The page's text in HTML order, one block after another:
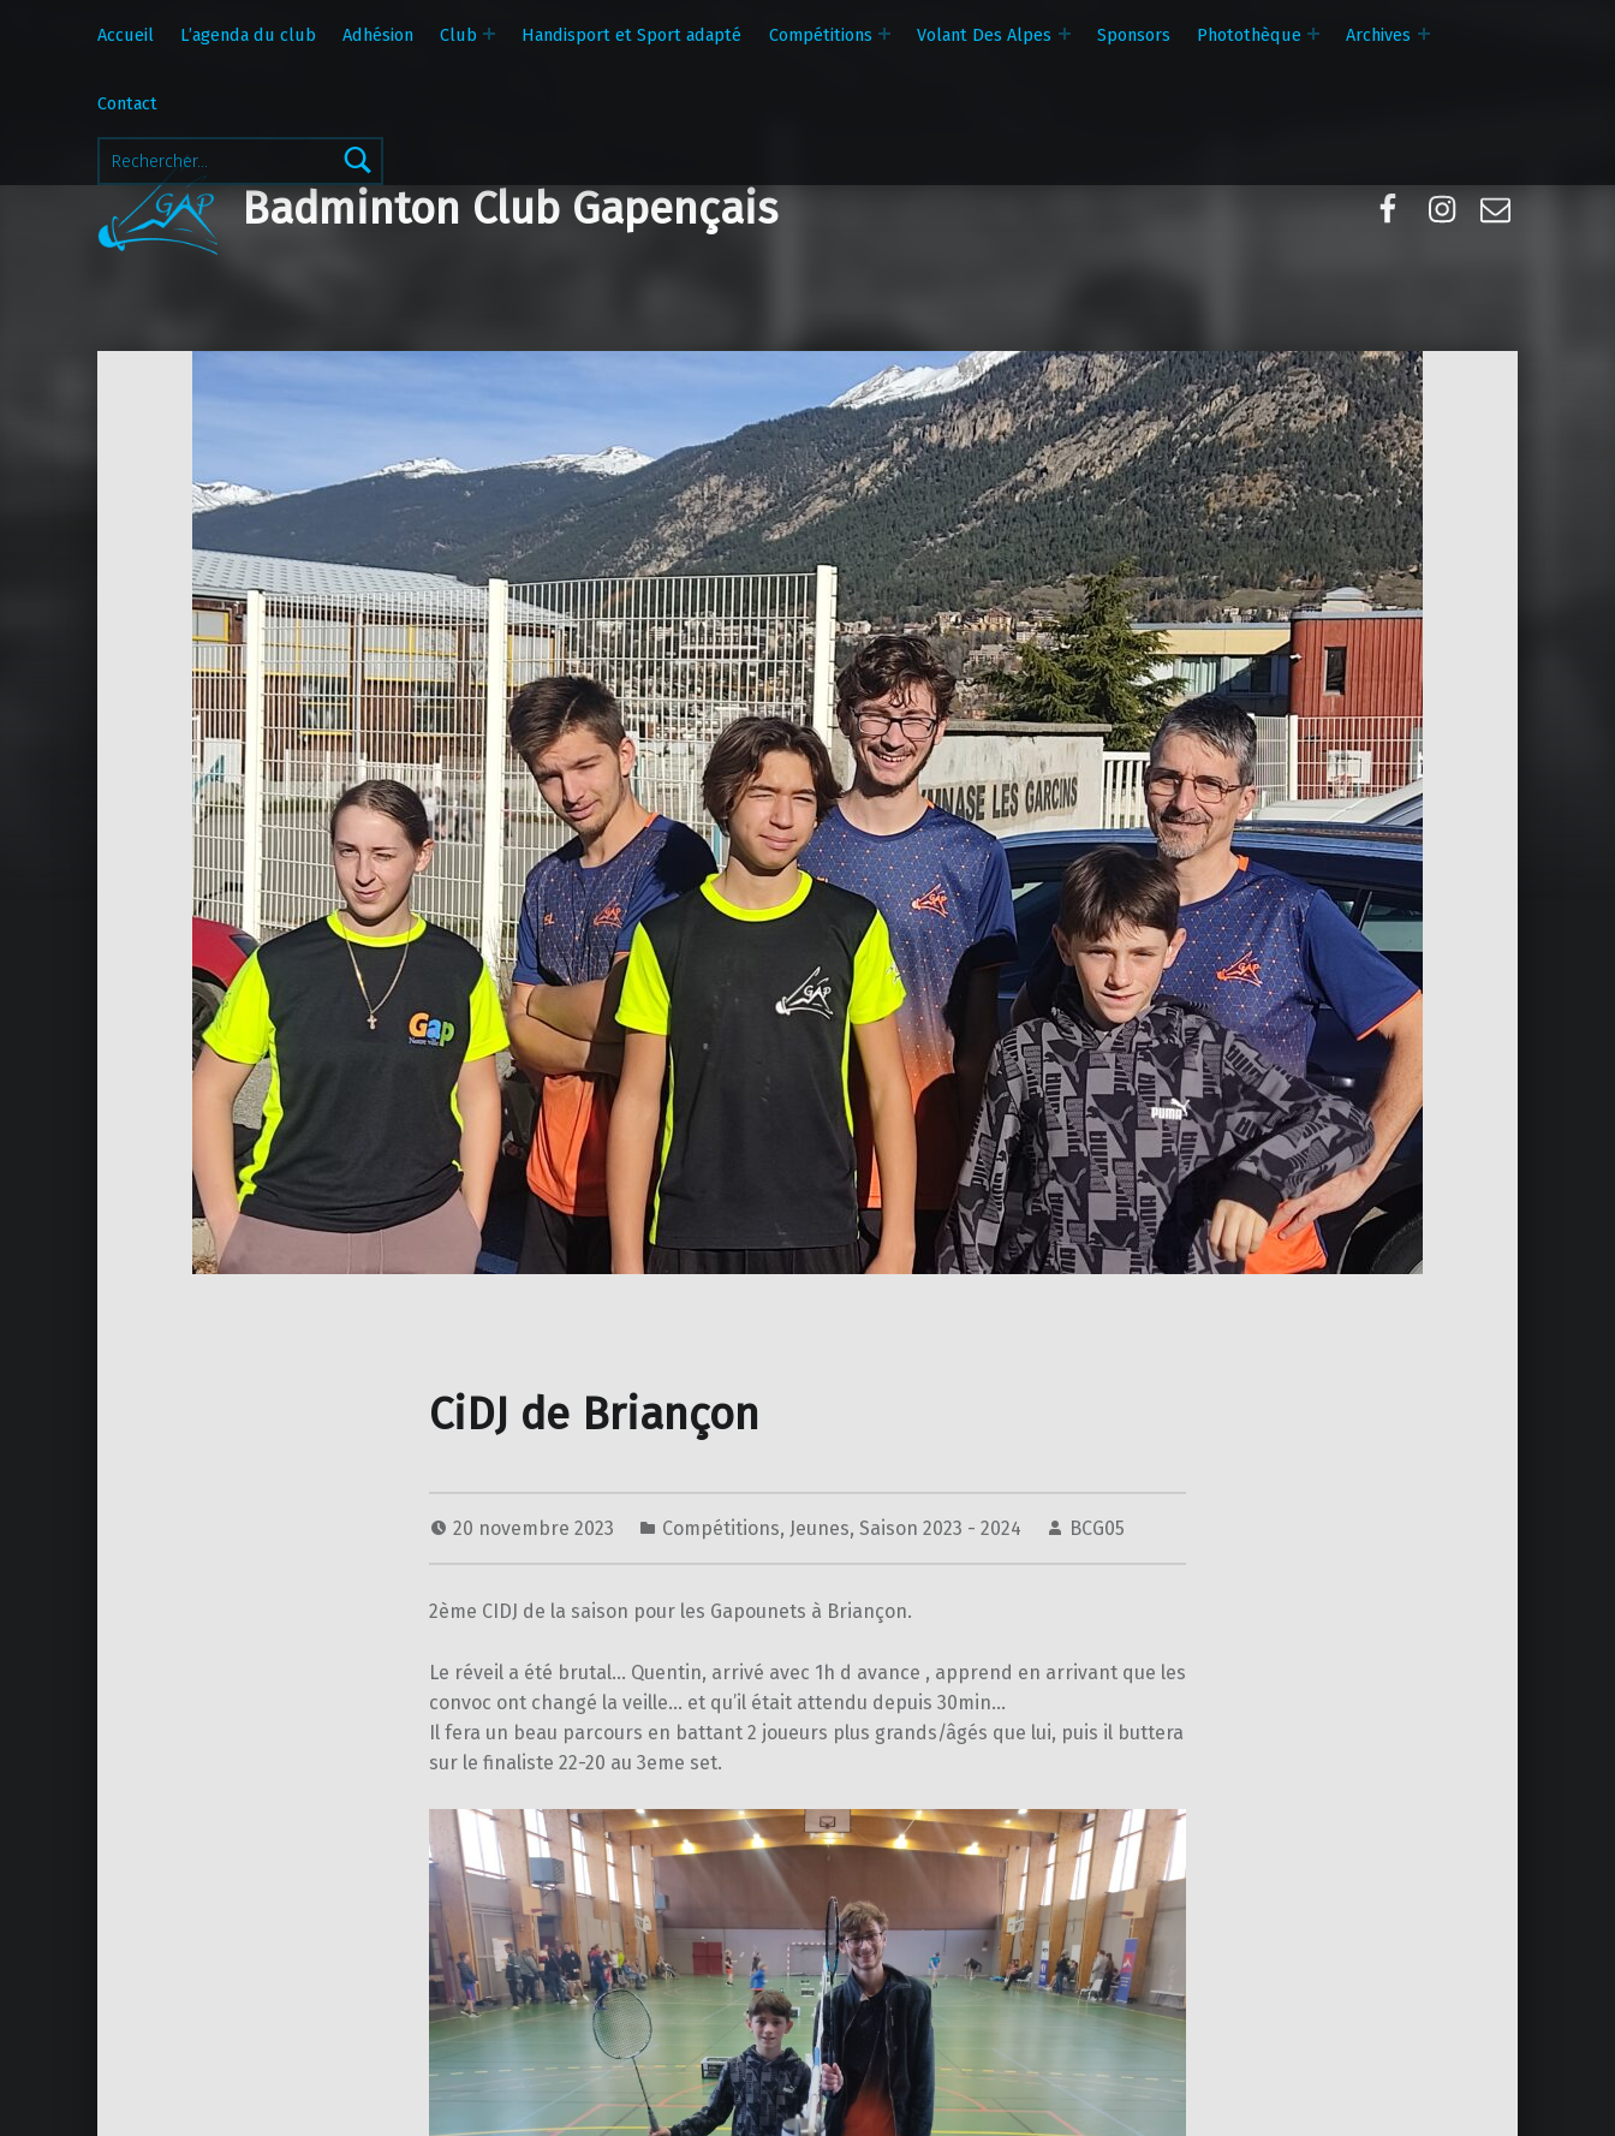
Rechercher :
Accueil L’agenda du club Adhésion Club Handisport et Sport adapté Compétitions Volant Des Alpes Sponsors Photothèque Archives
Contact
Badminton Club Gapençais Facebook
Instagram
E-mail
CiDJ de Briançon
20 novembre 2023 Compétitions, Jeunes, Saison 2023 - 2024 BCG05
2ème CIDJ de la saison pour les Gapounets à Briançon.
Le réveil a été brutal… Quentin, arrivé avec 1h d avance , apprend en arrivant que les
convoc ont changé la veille… et qu’il était attendu depuis 30min…
Il fera un beau parcours en battant 2 joueurs plus grands/âgés que lui, puis il buttera
sur le finaliste 22-20 au 3eme set.